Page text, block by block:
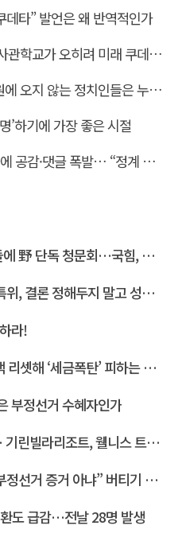
타” 발언은 왜 반역적인가
[박필규 안보칼럼] 통합 사관학교가 오히려 미래 쿠데타의 통로가 되는 이유
[조양건 칼럼] 올림픽공원에 오지 않는 정치인들은 누구인가
’하기에 가장 좋은 시절
민경욱의 윤상현 저격 글에 공감·댓글 폭발… “정계 퇴출” 목소리도
회…국힘, 전산조작 질타<연합뉴스>
해두지 말고 성역 없이 파헤쳐라”
라!
주택 보유자들… “이것은 국가 주도 상식 붕괴 현장”
부정선거 수혜자인가
조트, 웰니스 트래킹 패키지 운영
거 아냐” 버티기 작전에 국민 공분
도 급감…전날 28명 발생